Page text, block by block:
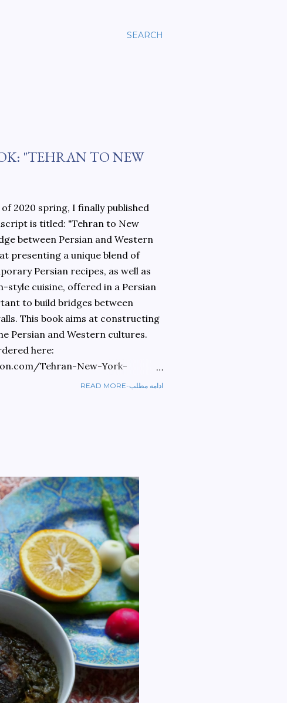
SEARCH
"TEHRAN TO NEW
2020 spring, I finally published
is titled: "Tehran to New
between Persian and Western
presenting a unique blend of
Persian recipes, as well as
style cuisine, offered in a Persian
to build bridges between
This book aims at constructing
Persian and Western cultures.
here:
Tehran-New-York-
READ MORE-ادامه مطلب